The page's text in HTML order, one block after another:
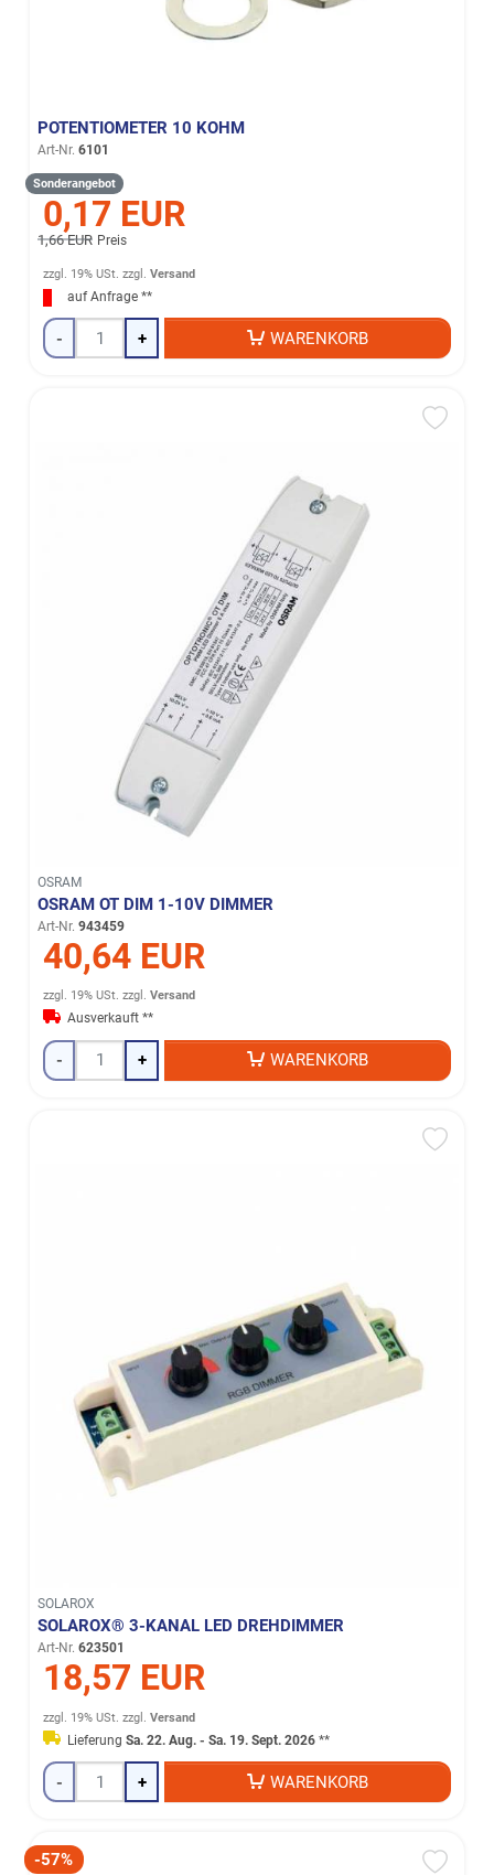
POTENTIOMETER 10 KOHM
Art-Nr. 6101
Sonderangebot
0,17 EUR
1,66 EUR Preis
zzgl. 19% USt. zzgl.Versand
auf Anfrage **
- + WARENKORB
OSRAM
OSRAM OT DIM 1-10V DIMMER
Art-Nr. 943459
40,64 EUR
zzgl. 19% USt. zzgl.Versand
Ausverkauft **
- + WARENKORB
SOLAROX
SOLAROX® 3-KANAL LED DREHDIMMER
Art-Nr. 623501
18,57 EUR
zzgl. 19% USt. zzgl.Versand
LieferungSa. 22. Aug. - Sa. 19. Sept. 2026 **
- + WARENKORB
-57%